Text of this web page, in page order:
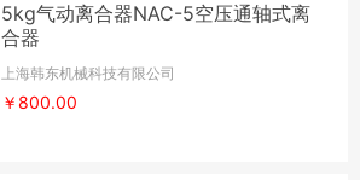
5kg气动离合器NAC-5空压通轴式离
合器
上海韩东机械科技有限公司
￥800.00